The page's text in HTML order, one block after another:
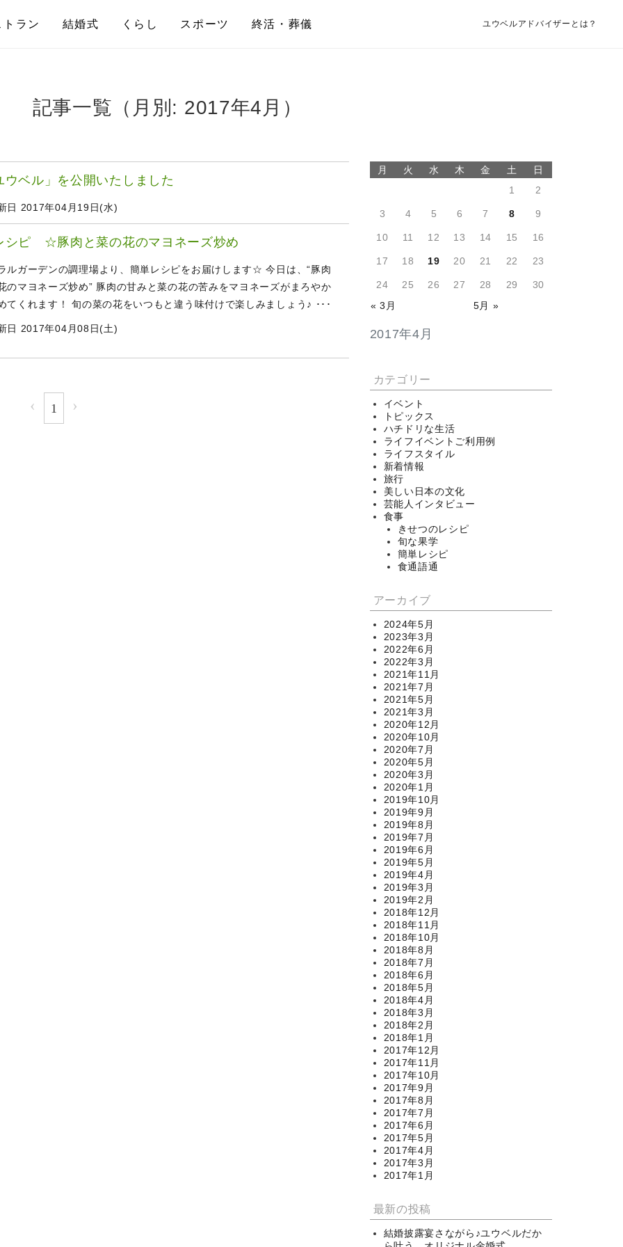
トラン 結婚式 くらし スポーツ 終活・葬儀 ユウベルアドバイザーとは？
記事一覧（月別: 2017年4月）
ウベル」を公開いたしました
日 2017年04月19日(水)
シピ ☆豚肉と菜の花のマヨネーズ炒め
ルガーデンの調理場より、簡単レシピをお届けします☆ 今日は、“豚肉
のマヨネーズ炒め” 豚肉の甘みと菜の花の苦みをマヨネーズがまろやか
てくれます！ 旬の菜の花をいつもと違う味付けで楽しみましょう♪ ･･･
日 2017年04月08日(土)
‹ 1 ›
2017年4月
月 火 水 木 金 土 日
« 3月 5月 »
1 2
3 4 5 6 7 8 9
10 11 12 13 14 15 16
17 18 19 20 21 22 23
24 25 26 27 28 29 30
カテゴリー
イベント
トピックス
ハチドリな生活
ライフイベントご利用例
ライフスタイル
新着情報
旅行
美しい日本の文化
芸能人インタビュー
食事
きせつのレシピ
旬な果学
簡単レシピ
食通語通
アーカイブ
2024年5月
2023年3月
2022年6月
2022年3月
2021年11月
2021年7月
2021年5月
2021年3月
2020年12月
2020年10月
2020年7月
2020年5月
2020年3月
2020年1月
2019年10月
2019年9月
2019年8月
2019年7月
2019年6月
2019年5月
2019年4月
2019年3月
2019年2月
2018年12月
2018年11月
2018年10月
2018年8月
2018年7月
2018年6月
2018年5月
2018年4月
2018年3月
2018年2月
2018年1月
2017年12月
2017年11月
2017年10月
2017年9月
2017年8月
2017年7月
2017年6月
2017年5月
2017年4月
2017年3月
2017年1月
最新の投稿
結婚披露宴さながら♪ユウベルだか